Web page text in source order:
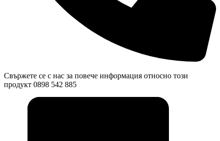
Свържете се с нас за повече информация относно този
продукт 0898 542 885